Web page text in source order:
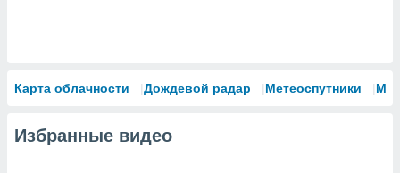
Карта облачности Дождевой радар Метеоспутники
Избранные видео